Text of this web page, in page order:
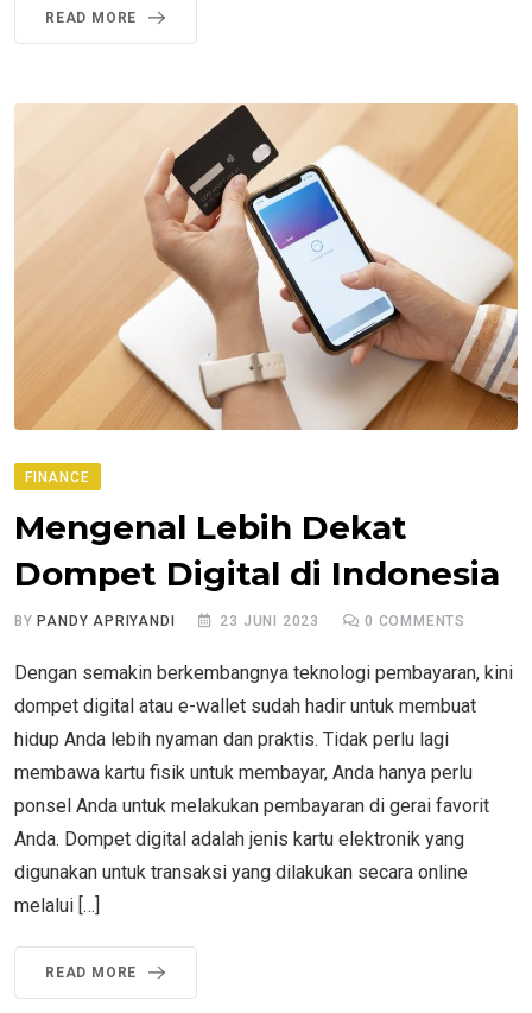
READ MORE
FINANCE
Mengenal Lebih Dekat
Dompet Digital di Indonesia
BY PANDY APRIYANDI 23 JUNI 2023 0 COMMENTS
Dengan semakin berkembangnya teknologi pembayaran, kini
dompet digital atau e-wallet sudah hadir untuk membuat
hidup Anda lebih nyaman dan praktis. Tidak perlu lagi
membawa kartu fisik untuk membayar, Anda hanya perlu
ponsel Anda untuk melakukan pembayaran di gerai favorit
Anda. Dompet digital adalah jenis kartu elektronik yang
digunakan untuk transaksi yang dilakukan secara online
melalui […]
READ MORE